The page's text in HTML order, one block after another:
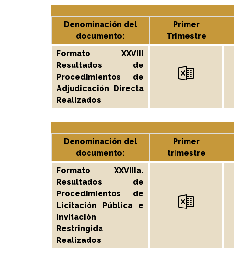
Denominación del
documento:
Primer
Trimestre
Formato XXVIII
Resultados de
Procedimientos de
Adjudicación Directa
Realizados
Denominación del
documento:
Primer
trimestre
Formato XXVIIIa.
Resultados de
Procedimientos de
Licitación Pública e
Invitación
Restringida
Realizados